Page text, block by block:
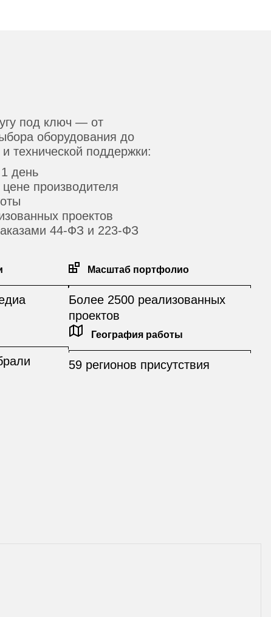
под ключ — от
оборудования до
технической поддержки:
день
производителя
проектов
44-ФЗ и 223-ФЗ
Масштаб портфолио
Более 2500 реализованных
проектов
География работы
59 регионов присутствия